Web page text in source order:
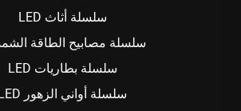
سلسلة أثاث LED
سلسلة مصابيح الطاقة
سلسلة بطاريات LED
سلسلة أواني الزهور LED